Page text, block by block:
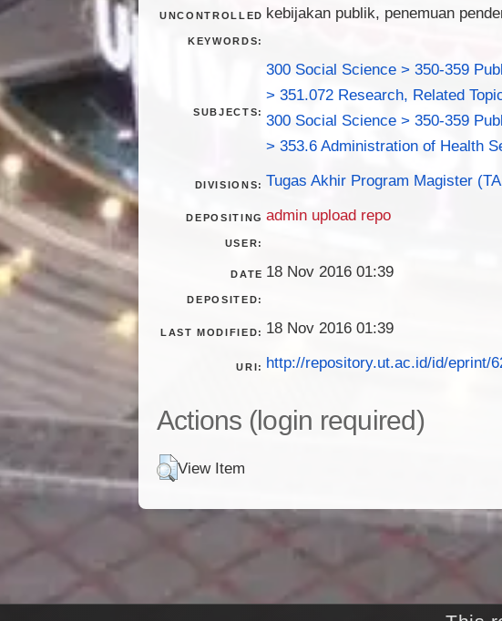
UNCONTROLLED
KEYWORDS:
kebijakan publik, penemuan
SUBJECTS:
300 Social Science > 350-359
> 351.072 Research, Related
300 Social Science > 350-359
> 353.6 Administration of Health
DIVISIONS: Tugas Akhir Program Magister
DEPOSITING
USER:
admin upload repo
DATE
DEPOSITED:
18 Nov 2016 01:39
LAST MODIFIED: 18 Nov 2016 01:39
URI: http://repository.ut.ac.id/id/eprint/
Actions (login required)
View Item